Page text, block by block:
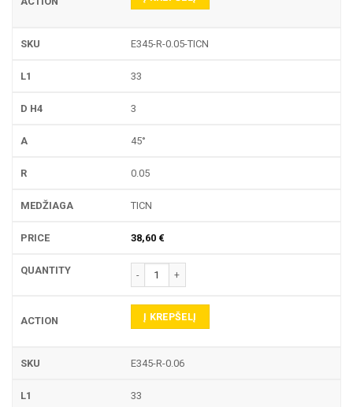
E345-R-0.05-TICN
33
3
45°
0.05
TICN
38,60 €
produkto kiekis: E345-R GRAVIRAVIMO FREZA
Į KREPŠELĮ
E345-R-0.06
33